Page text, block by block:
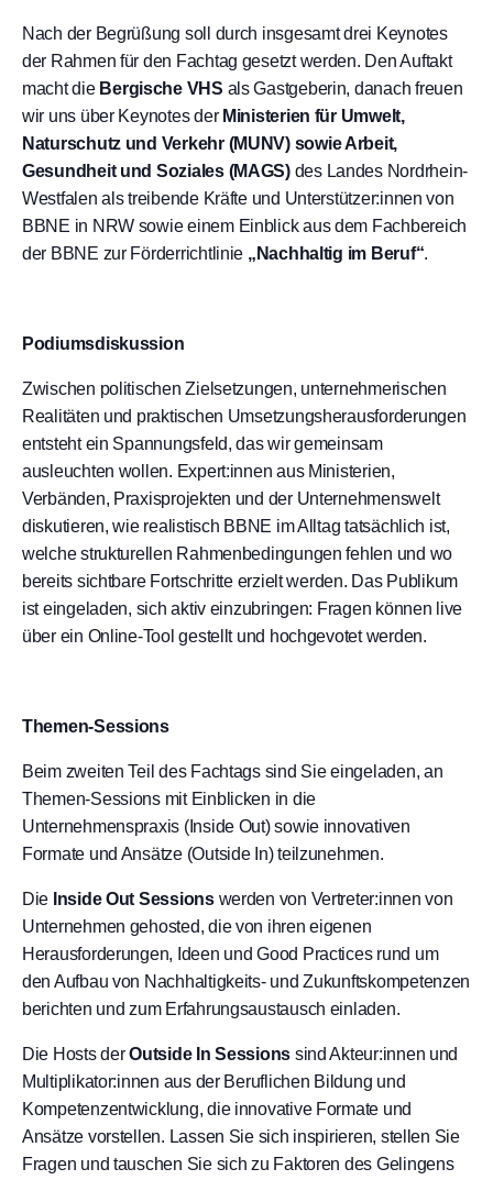
Nach der Begrüßung soll durch insgesamt drei Keynotes
der Rahmen für den Fachtag gesetzt werden. Den Auftakt
macht die Bergische VHS als Gastgeberin, danach freuen
wir uns über Keynotes der Ministerien für Umwelt,
Naturschutz und Verkehr (MUNV) sowie Arbeit,
Gesundheit und Soziales (MAGS)des Landes Nordrhein-
Westfalen als treibende Kräfte und Unterstützer:innen von
BBNE in NRW sowie einem Einblick aus dem Fachbereich
der BBNE zur Förderrichtlinie „Nachhaltig im Beruf“.
Podiumsdiskussion
Zwischen politischen Zielsetzungen, unternehmerischen
Realitäten und praktischen Umsetzungsherausforderungen
entsteht ein Spannungsfeld, das wir gemeinsam
ausleuchten wollen. Expert:innen aus Ministerien,
Verbänden, Praxisprojekten und der Unternehmenswelt
diskutieren, wie realistisch BBNE im Alltag tatsächlich ist,
welche strukturellen Rahmenbedingungen fehlen und wo
bereits sichtbare Fortschritte erzielt werden. Das Publikum
ist eingeladen, sich aktiv einzubringen: Fragen können live
über ein Online-Tool gestellt und hochgevotet werden.
Themen-Sessions
Beim zweiten Teil des Fachtags sind Sie eingeladen, an
Themen-Sessions mit Einblicken in die
Unternehmenspraxis (Inside Out) sowie innovativen
Formate und Ansätze (Outside In) teilzunehmen.
Die Inside Out Sessionswerden von Vertreter:innen von
Unternehmen gehosted, die von ihren eigenen
Herausforderungen, Ideen und Good Practices rund um
den Aufbau von Nachhaltigkeits- und Zukunftskompetenzen
berichten und zum Erfahrungsaustausch einladen.
Die Hosts derOutside In Sessions sind Akteur:innen und
Multiplikator:innen aus der Beruflichen Bildung und
Kompetenzentwicklung, die innovative Formate und
Ansätze vorstellen. Lassen Sie sich inspirieren, stellen Sie
Fragen und tauschen Sie sich zu Faktoren des Gelingens